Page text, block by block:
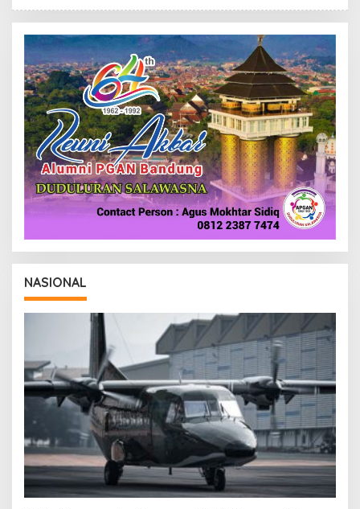
E
H
R
D
K
S
I
NASIONAL